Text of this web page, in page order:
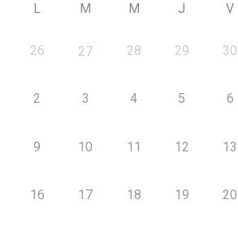
L M M J V
26 27 28 29 30
2 3 4 5 6
9 10 11 12 13
16 17 18 19 20